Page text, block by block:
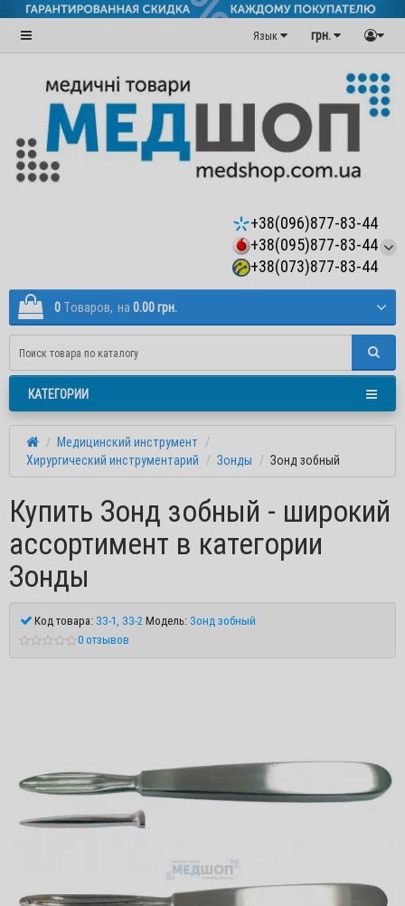
грн.
Язык
+38(096)877-83-44
+38(095)877-83-44
+38(073)877-83-44
0 Tоваров, на 0.00 грн.
КАТЕГОРИИ
Медицинский инструмент
Хирургический инструментарий
Зонды Зонд зобный
Купить Зонд зобный - широкий
ассортимент в категории
Зонды
Код товара: ЗЗ-1, ЗЗ-2Модель: Зонд зобный
0 отзывов